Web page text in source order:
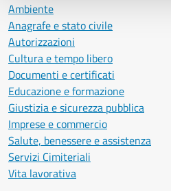
Ambiente
Anagrafe e stato civile
Autorizzazioni
Cultura e tempo libero
Documenti e certificati
Educazione e formazione
Giustizia e sicurezza pubblica
Imprese e commercio
Salute, benessere e assistenza
Servizi Cimiteriali
Vita lavorativa